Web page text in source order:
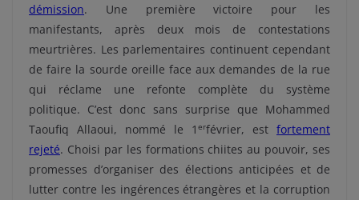
démission. Une première victoire pour les
manifestants, après deux mois de contestations
meurtrières. Les parlementaires continuent cependant
de faire la sourde oreille face aux demandes de la rue
qui réclame une refonte complète du système
politique. C’est donc sans surprise que Mohammed
Taoufiq Allaoui, nommé le 1 erfévrier, est fortement
rejeté. Choisi par les formations chiites au pouvoir, ses
promesses d’organiser des élections anticipées et de
lutter contre les ingérences étrangères et la corruption